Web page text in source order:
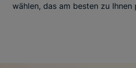
wählen, das am besten zu Ihnen